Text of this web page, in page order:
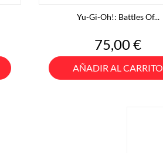
Yu-Gi-Oh!: Battles Of...
Precio
75,00 €
AÑADIR AL CARRITO